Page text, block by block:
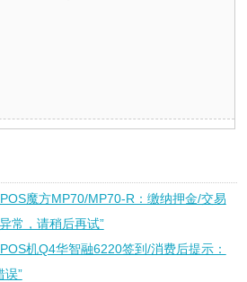
魔方MP70/MP70-R：缴纳押金/交易
常，请稍后再试”
机Q4华智融6220签到/消费后提示：
误”